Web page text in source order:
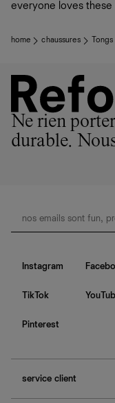
everyone loves these
home chaussures
Ne rien
durable.
Instagram
TikTok
Pinterest
service client